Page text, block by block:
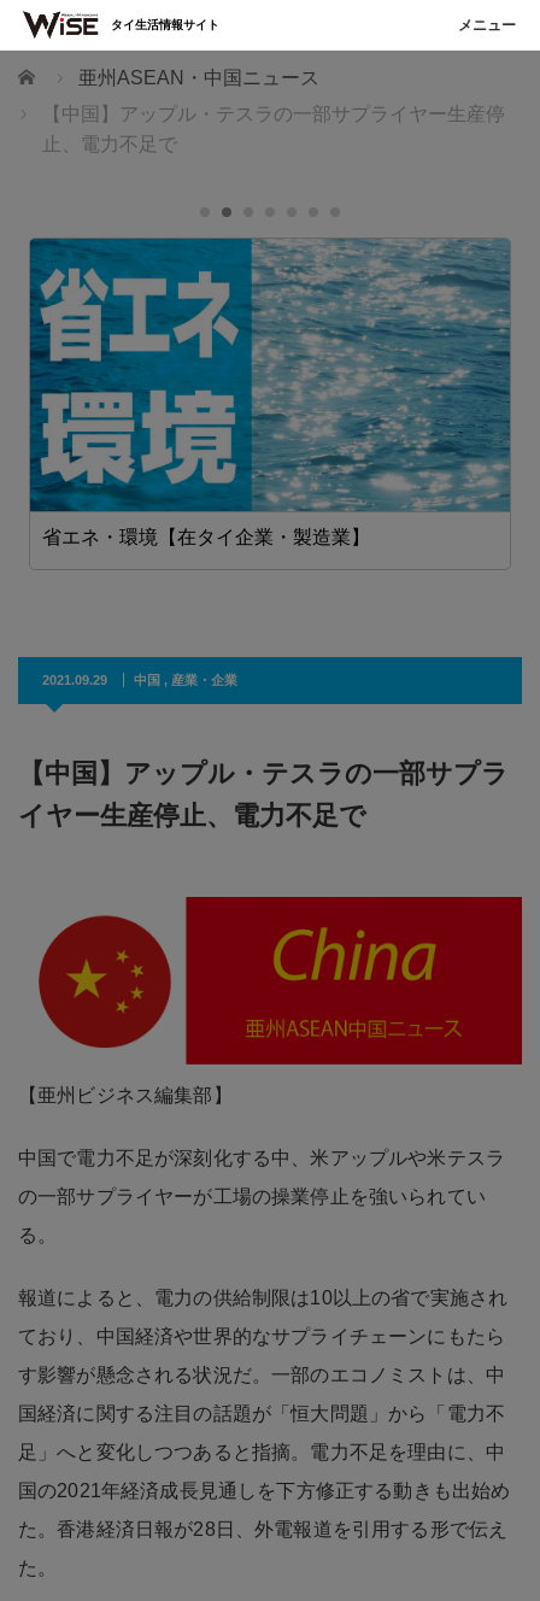
ホーム
亜州ASEAN・中国ニュース
【中国】アップル・テスラの一部サプライヤー生産停
止、電力不足で
設備・機械【在タイ企業・製造業】
2021.09.29 中国 , 産業・企業
【中国】アップル・テスラの一部サプラ
イヤー生産停止、電力不足で
【亜州ビジネス編集部】
中国で電力不足が深刻化する中、米アップルや米テスラ
の一部サプライヤーが工場の操業停止を強いられてい
る。
報道によると、電力の供給制限は10以上の省で実施され
ており、中国経済や世界的なサプライチェーンにもたら
す影響が懸念される状況だ。一部のエコノミストは、中
国経済に関する注目の話題が「恒大問題」から「電力不
足」へと変化しつつあると指摘。電力不足を理由に、中
国の2021年経済成長見通しを下方修正する動きも出始め
た。香港経済日報が28日、外電報道を引用する形で伝え
た。
タイ生活情報サイト